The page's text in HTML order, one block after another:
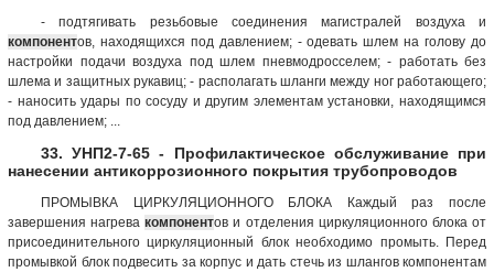
- подтягивать резьбовые соединения магистралей воздуха и
компонентов, находящихся под давлением; - одевать шлем на голову до
настройки подачи воздуха под шлем пневмодросселем; - работать без
шлема и защитных рукавиц; - располагать шланги между ног работающего;
- наносить удары по сосуду и другим элементам установки, находящимся
под давлением; ...
33. УНП2-7-65 - Профилактическое обслуживание при
нанесении антикоррозионного покрытия трубопроводов
ПРОМЫВКА ЦИРКУЛЯЦИОННОГО БЛОКА Каждый раз после
завершения нагревакомпонентов и отделения циркуляционного блока от
присоединительного циркуляционный блок необходимо промыть. Перед
промывкой блок подвесить за корпус и дать стечь из шлангов компонентам